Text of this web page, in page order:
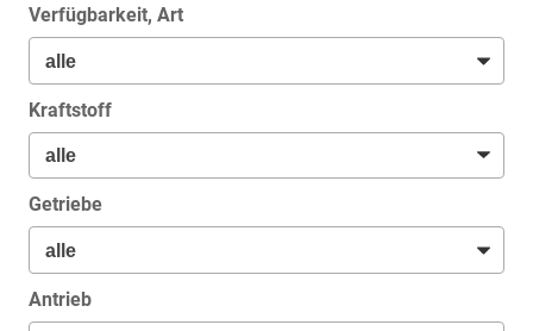
Verfügbarkeit, Art
Kraftstoff
Getriebe
Antrieb